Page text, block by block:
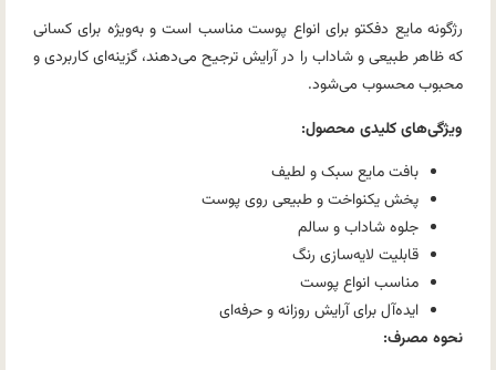
رژگونه مایع دفکتو برای انواع پوست مناسب است و به‌ویژه برای کسانی
که ظاهر طبیعی و شاداب را در آرایش ترجیح می‌دهند، گزینه‌ای کاربردی و
محبوب محسوب می‌شود.
ویژگی‌های کلیدی محصول:
بافت مایع سبک و لطیف
پخش یکنواخت و طبیعی روی پوست
جلوه شاداب و سالم
قابلیت لایه‌سازی رنگ
مناسب انواع پوست
ایده‌آل برای آرایش روزانه و حرفه‌ای
نحوه مصرف: